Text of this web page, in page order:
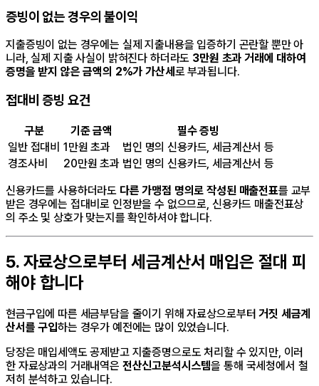
증빙이 없는 경우의 불이익
지출증빙이 없는 경우에는 실제 지출내용을 입증하기 곤란할 뿐만 아
니라, 실제 지출 사실이 밝혀진다 하더라도 3만원 초과 거래에 대하여
증명을 받지 않은 금액의 2%가 가산세 로 부과됩니다.
접대비 증빙 요건
구분 기준 금액
필수 증빙
일반 접대비 1만원 초과
법인 명의 신용카드, 세금계산서 등
경조사비
20만원 초과 법인 명의 신용카드, 세금계산서 등
신용카드를 사용하더라도 다른 가맹점 명의로 작성된 매출전표를 교부
받은 경우에는 접대비로 인정받을 수 없으므로, 신용카드 매출전표상
의 주소 및 상호가 맞는지를 확인하셔야 합니다.
5. 자료상으로부터 세금계산서 매입은 절대 피
해야 합니다
현금구입에 따른 세금부담을 줄이기 위해 자료상으로부터거짓 세금계
산서를 구입하는 경우가 예전에는 많이 있었습니다.
당장은 매입세액도 공제받고 지출증명으로도 처리할 수 있지만, 이러
한 자료상과의 거래내역은 전산신고분석시스템을 통해 국세청에서 철
저히 분석하고 있습니다.